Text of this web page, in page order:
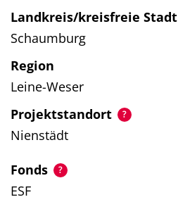
Landkreis/kreisfreie Stadt
Schaumburg
Region
Leine-Weser
Projektstandort
Nienstädt
Fonds
ESF